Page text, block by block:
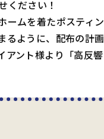
ください！
ームを着たポスティン
るように、配布の計画
アント様より「高反響